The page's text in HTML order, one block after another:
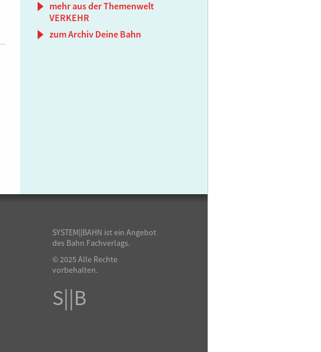
mehr aus der Themenwelt
VERKEHR
zum Archiv Deine Bahn
SYSTEM||BAHN ist ein Angebot
des Bahn Fachverlags.
© 2025 Alle Rechte
vorbehalten.
S||B